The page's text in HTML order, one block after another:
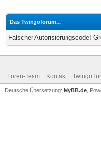
Das Twingoforum...
Falscher Autorisierungscode!
Foren-Team Kontakt
Deutsche Übersetzung: MyBB.de ,